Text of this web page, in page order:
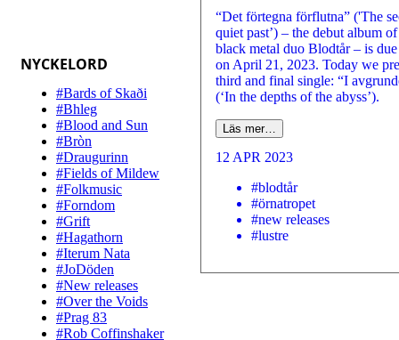
NYCKELORD
#Bards of Skaði
#Bhleg
#Blood and Sun
#Bròn
#Draugurinn
#Fields of Mildew
#Folkmusic
#Forndom
#Grift
#Hagathorn
#Iterum Nata
#JoDöden
#New releases
#Over the Voids
#Prag 83
#Rob Coffinshaker
“Det förtegna förflutna” ('The
quiet past’) – the debut album
black metal duo Blodtår – is
on April 21, 2023. Today we
third and final single: “I
(‘In the depths of the abyss’).
Läs mer…
12 APR 2023
#blodtår
#örnatropet
#new releases
#lustre